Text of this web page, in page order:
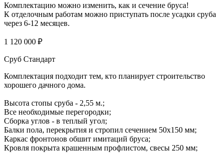
Комплектацию можно изменить, как и сечение бруса!
К отделочным работам можно приступать после усадки сруба
через 6-12 месяцев.
1 120 000 ₽
Сруб Стандарт
Комплектация подходит тем, кто планирует строительство
хорошего дачного дома.
Высота стопы сруба - 2,55 м.;
Все необходимые перегородки;
Сборка углов - в теплый угол;
Балки пола, перекрытия и стропил сечением 50х150 мм;
Каркас фронтонов обшит имитаций бруса;
Кровля покрыта крашенным профлистом, свесы 250 мм;